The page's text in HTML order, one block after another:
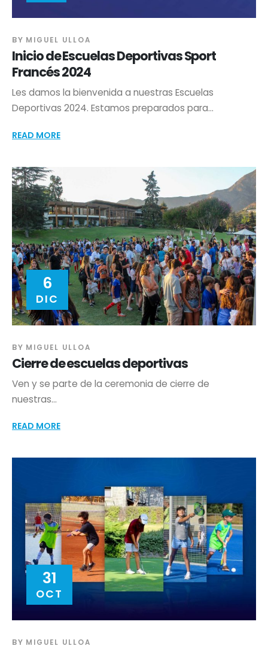
BY MIGUEL ULLOA
Inicio de Escuelas Deportivas Sport
Francés 2024
Les damos la bienvenida a nuestras Escuelas
Deportivas 2024. Estamos preparados para...
READ MORE
6
DIC
BY MIGUEL ULLOA
Cierre de escuelas deportivas
Ven y se parte de la ceremonia de cierre de
nuestras...
READ MORE
31
OCT
BY MIGUEL ULLOA